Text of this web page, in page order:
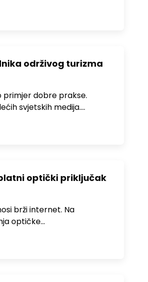
održivog turizma
primjer dobre prakse.
svjetskih medija.…
optički priključak
brži internet. Na
optičke…